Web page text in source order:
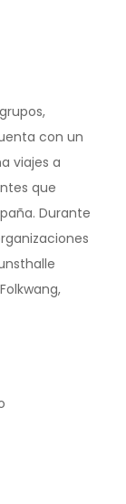
con un
viajes a
que
Durante